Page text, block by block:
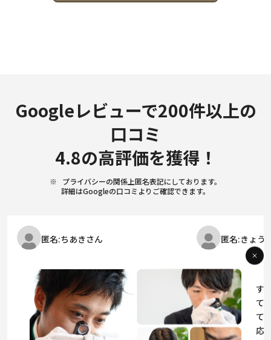
Googleレビューで200件以上の
口コミ
4.8の高評価を獲得！
プライバシーの関係上匿名表記にしております。
詳細はGoogleの口コミよりご確認できます。
匿名:ちあきさん
査定を下関市内で3件いたしました。カバ
ン１つで迷惑かなと少々不安でしたが、
窓口の女性は快く応じてくださり、とても
丁寧でした。
匿名:きょう
２回目の利用です
初めて利用させて
見を買い取りして
も親切丁寧に対応